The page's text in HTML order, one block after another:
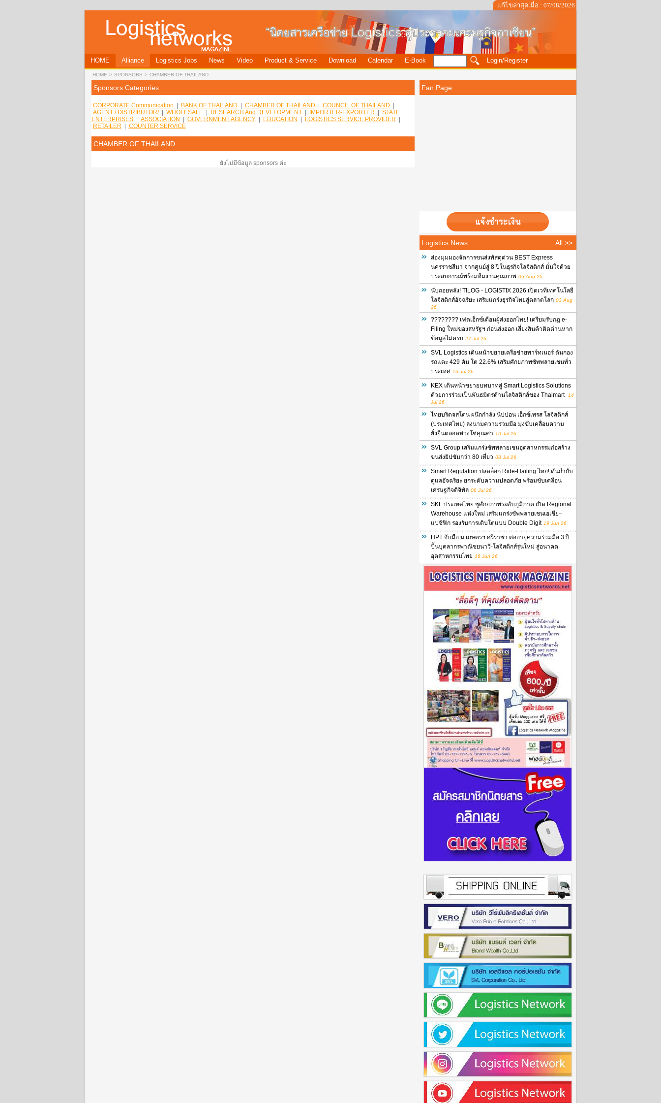
แก้ไขล่าสุดเมื่อ : 07/08/2026
HOME Alliance Logistics Jobs News Video Product & Service Download Calendar E-Book Login/Register
HOME > SPONSORS > CHAMBER OF THAILAND
Sponsors Categories
CORPORATE Communication BANK OF THAILAND CHAMBER OF THAILAND COUNCIL OF THAILAND
AGENT / DISTRIBUTOR/| WHOLESALE| RESEARCH And DEVELOPMENT| IMPORTER-EXPORTER
STATE
ENTERPRISES| ASSOCIATION GOVERNMENT AGENCY| EDUCATION LOGISTICS SERVICE PROVIDER
RETAILER
COUNTER SERVICE
CHAMBER OF THAILAND
ยังไม่มีข้อมูล sponsors ค่ะ
Fan Page
Logistics News All >>
ส่องมุมมองจัดการขนส่งพัสดุด่วน BEST Express
นครราชสีมา จากศูนย์สู่ 8 ปีในธุรกิจโลจิสติกส์ มั่นใจด้วย
ประสบการณ์พร้อมทีมงานคุณภาพ 06 Aug 26
นับถอยหลัง! TILOG - LOGISTIX 2026 เปิดเวทีเทคโนโลยี
โลจิสติกส์อัจฉริยะ เสริมแกร่งธุรกิจไทยสู่ตลาดโลก 03 Aug
26
???????? เฟดเอ็กซ์เตือนผู้ส่งออกไทย! เตรียมรับกฎ e-
Filing ใหม่ของสหรัฐฯ ก่อนส่งออก เสี่ยงสินค้าติดด่านหาก
ข้อมูลไม่ครบ 27 Jul 26
SVL Logistics เดินหน้าขยายเครือข่ายพาร์ทเนอร์ ดันกอง
รถแตะ 429 คัน โต 22.6% เสริมศักยภาพซัพพลายเชนทั่ว
ประเทศ 16 Jul 26
KEX เดินหน้าขยายบทบาทสู่ Smart Logistics Solutions
ด้วยการร่วมเป็นพันธมิตรด้านโลจิสติกส์ของ Thaimart
14
Jul 26
ไทยบริดจสโตน ผนึกกำลัง นิปปอน เอ็กซ์เพรส โลจิสติกส์
(ประเทศไทย) ลงนามความร่วมมือ มุ่งขับเคลื่อนความ
ยั่งยืนตลอดห่วงโซ่คุณค่า 10 Jul 26
SVL Group เสริมแกร่งซัพพลายเชนอุตสาหกรรมก่อสร้าง
ขนส่งยิปซัมกว่า 80 เที่ยว 08 Jul 26
Smart Regulation ปลดล็อก Ride-Hailing ไทย! ดันกำกับ
ดูแลอัจฉริยะ ยกระดับความปลอดภัย พร้อมขับเคลื่อน
เศรษฐกิจดิจิทัล 06 Jul 26
SKF ประเทศไทย ชูศักยภาพระดับภูมิภาค เปิด Regional
Warehouse แห่งใหม่ เสริมแกร่งซัพพลายเชนเอเชีย–
แปซิฟิก รองรับการเติบโตแบบ Double Digit 19 Jun 26
HPT จับมือ ม.เกษตรฯ ศรีราชา ต่ออายุความร่วมมือ 3 ปี
ปั้นบุคลากรพาณิชยนาวี-โลจิสติกส์รุ่นใหม่ สู่อนาคต
อุตสาหกรรมไทย 16 Jun 26